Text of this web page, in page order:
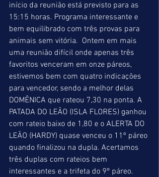
início da reunião está previsto para as
15:15 horas. Programa interessante e
bem equilibrado com três provas para
animais sem vitória.  Ontem em mais
uma reunião difícil onde apenas três
favoritos venceram em onze páreos,
estivemos bem com quatro indicações
para vencedor, sendo a melhor delas
DOMÊNICA que rateou 7,30 na ponta. A
PATADA DO LEÃO (ISLA FLORES) ganhou
com rateio baixo de 1,80 e o ALERTA DO
LEÃO (HARDY) quase venceu o 11º páreo
quando finalizou na dupla. Acertamos
três duplas com rateios bem
interessantes e a trifeta do 9º páreo.